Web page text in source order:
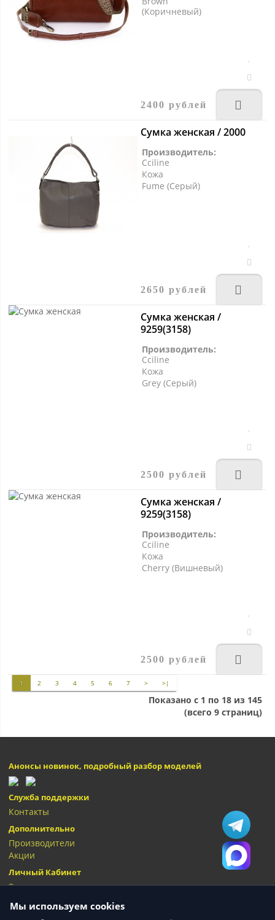
(Коричневый)
2400 рублей
Сумка женская / 2000
Производитель:
Cciline
Кожа
Fume (Серый)
2650 рублей
Сумка женская /
9259(3158)
Производитель:
Cciline
Кожа
Grey (Серый)
2500 рублей
Сумка женская /
9259(3158)
Производитель:
Cciline
Кожа
Cherry (Вишневый)
2500 рублей
1 2 3 4 5 6 7 > >|
Показано с 1 по 18 из 145
(всего 9 страниц)
Анонсы новинок, подробный разбор моделей
Служба поддержки
Контакты
Дополнительно
Производители
Акции
Личный Кабинет
Закладки
Мы используем cookies